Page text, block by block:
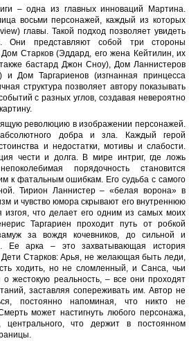
– одна из главных инноваций Мартина.
восьми персонажей, каждый из которых
главы. Такой подход позволяет увидеть
Они представляют собой три стороны
Старков (Эддард, его жена Кейтилин, их
бастард Джон Сноу), Дом Ланнистеров
и Дом Таргариенов (изгнанная принцесса
структура позволяет автору показывать
с разных углов, создавая невероятно
революцию в изображении персонажей.
добра и зла. Каждый герой
и недостатки, мотивы и слабости.
чести и долга. В мире интриг, где ложь
порядочность становится
к фатальным ошибкам. Его судьба с самого
Тирион Ланнистер – «белая ворона» в
и чувство юмора скрывают его внутреннюю
изгоя, что делает его одним из самых моих
Таргариен проходит путь от робкой
за вождя кочевников, до сильной и
Ее арка – это захватывающая история
Старков: Арья, не желающая быть леди,
ходить, но не сломленный, и Санса, чьи
жестокую реальность, – все они проходят
заставляя сопереживать им. Автор не
постоянно напоминая, что никто не
может настигнуть любого персонажа,
что держит в постоянном